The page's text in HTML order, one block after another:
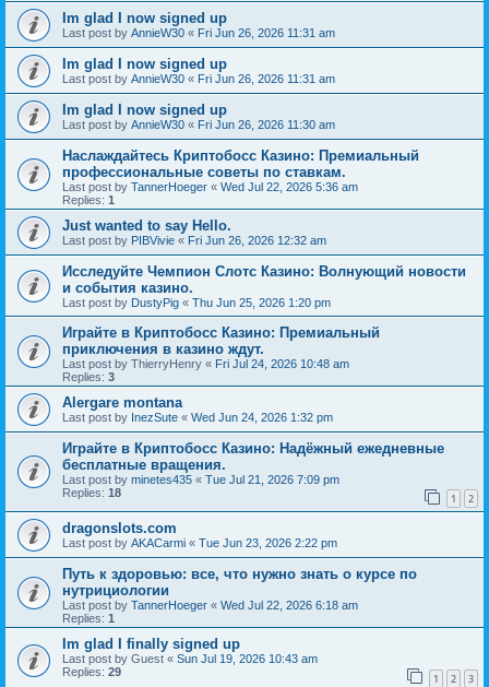
Im glad I now signed up
Last post by AnnieW30 « Fri Jun 26, 2026 11:31 am
Im glad I now signed up
Last post by AnnieW30 « Fri Jun 26, 2026 11:31 am
Im glad I now signed up
Last post by AnnieW30 « Fri Jun 26, 2026 11:30 am
Наслаждайтесь Криптобосс Казино: Премиальный
профессиональные советы по ставкам.
Last post by TannerHoeger « Wed Jul 22, 2026 5:36 am
Replies: 1
Just wanted to say Hello.
Last post by PIBVivie « Fri Jun 26, 2026 12:32 am
Исследуйте Чемпион Слотс Казино: Волнующий новости
и события казино.
Last post by DustyPig « Thu Jun 25, 2026 1:20 pm
Играйте в Криптобосс Казино: Премиальный
приключения в казино ждут.
Last post by ThierryHenry « Fri Jul 24, 2026 10:48 am
Replies: 3
Alergare montana
Last post by InezSute « Wed Jun 24, 2026 1:32 pm
Играйте в Криптобосс Казино: Надёжный ежедневные
бесплатные вращения.
Last post by minetes435 « Tue Jul 21, 2026 7:09 pm
Replies: 18 1 2
dragonslots.com
Last post by AKACarmi « Tue Jun 23, 2026 2:22 pm
Путь к здоровью: все, что нужно знать о курсе по
нутрициологии
Last post by TannerHoeger « Wed Jul 22, 2026 6:18 am
Replies: 1
Im glad I finally signed up
Last post by Guest « Sun Jul 19, 2026 10:43 am
Replies: 29 1 2 3